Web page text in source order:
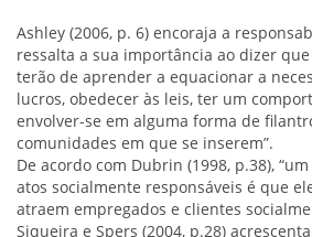
Ashley (2006, p. 6) encoraja a
ressalta a sua importância ao dizer que
terão de aprender a equacionar a
lucros, obedecer às leis, ter um
envolver-se em alguma forma de
comunidades em que se inserem”.
De acordo com Dubrin (1998, p.38),
atos socialmente responsáveis é que
atraem empregados e clientes
Siqueira e Spers (2004, p.28)